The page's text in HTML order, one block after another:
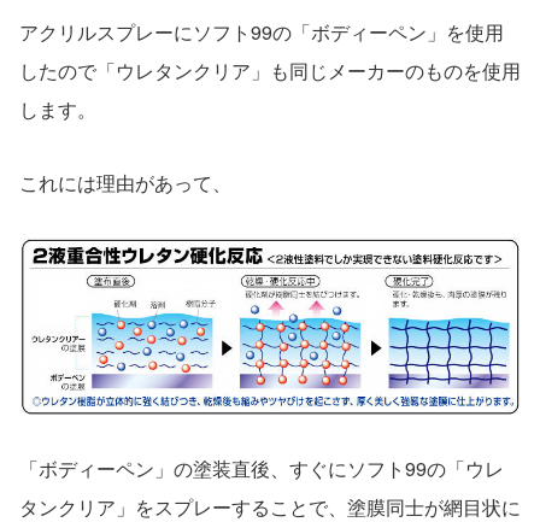
アクリルスプレーにソフト99の「ボディーペン」を使用
したので「ウレタンクリア」も同じメーカーのものを使用
します。
これには理由があって、
「ボディーペン」の塗装直後、すぐにソフト99の「ウレ
タンクリア」をスプレーすることで、塗膜同士が網目状に